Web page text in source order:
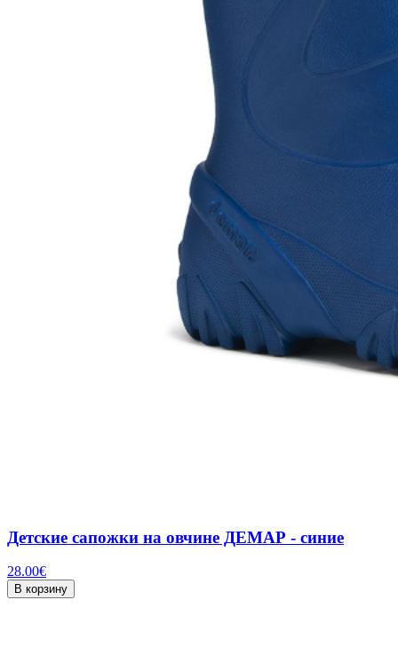
Детские сапожки на овчине ДЕМАР - синие
28.00€
В корзину